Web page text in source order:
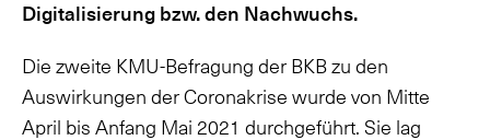
Digitalisierung bzw. den Nachwuchs.
Die zweite KMU-Befragung der BKB zu den
Auswirkungen der Coronakrise wurde von Mitte
April bis Anfang Mai 2021 durchgeführt. Sie lag